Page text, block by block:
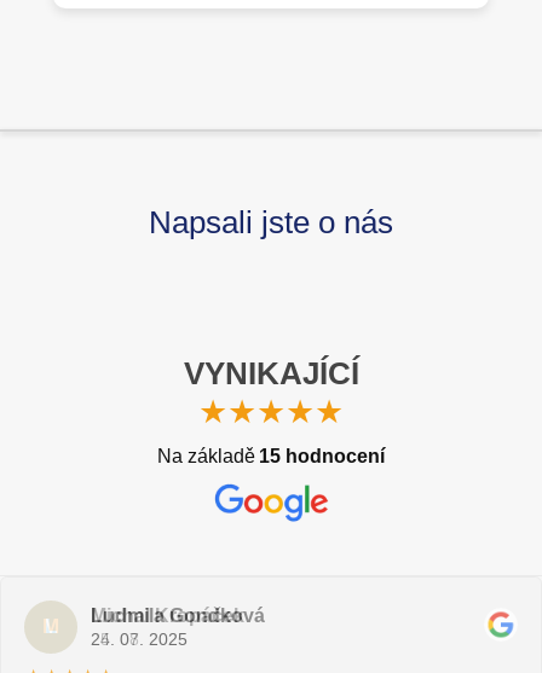
Napsali jste o nás
VYNIKAJÍCÍ
★★★★★
Na základě 15 hodnocení
M Michal Kropáček
25. 08. 2025
M Marek Konečný
24. 07. 2025
L Ludmila Gondková
24. 07. 2025